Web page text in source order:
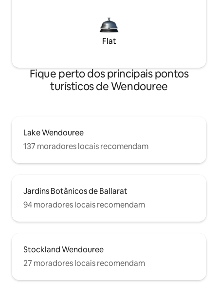
Flat
Fique perto dos principais pontos
turísticos de Wendouree
Lake Wendouree
137 moradores locais recomendam
Jardins Botânicos de Ballarat
94 moradores locais recomendam
Stockland Wendouree
27 moradores locais recomendam